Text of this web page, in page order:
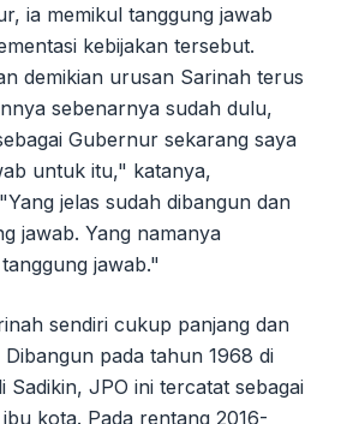
ia memikul tanggung jawab
kebijakan tersebut.
demikian urusan Sarinah terus
sebenarnya sudah dulu,
Gubernur sekarang saya
untuk itu," katanya,
jelas sudah dibangun dan
jawab. Yang namanya
jawab."
sendiri cukup panjang dan
pada tahun 1968 di
JPO ini tercatat sebagai
kota. Pada rentang 2016-